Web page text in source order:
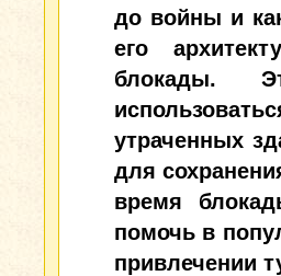
до войны и
его
блокады.
утраченных
для
время
помочь в
привлечении